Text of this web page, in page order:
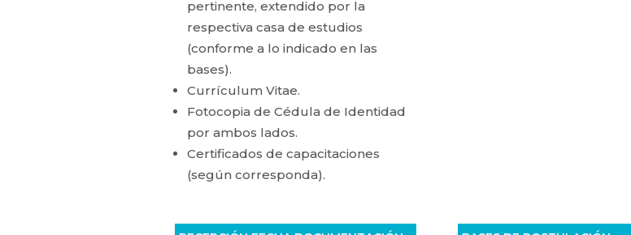
pertinente, extendido por la
respectiva casa de estudios
(conforme a lo indicado en las
bases).
Currículum Vitae.
Fotocopia de Cédula de Identidad
por ambos lados.
Certificados de capacitaciones
(según corresponda).